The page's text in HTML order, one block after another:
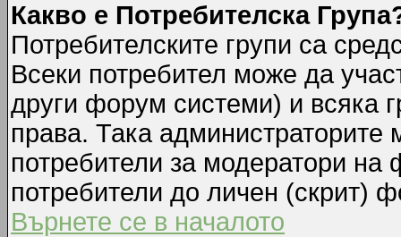
Какво е Потребителска
Потребителските групи са
Всеки потребител може да
други форум системи) и всяка
права. Така администраторите
потребители за модератори
потребители до личен (скрит)
Върнете се в началото